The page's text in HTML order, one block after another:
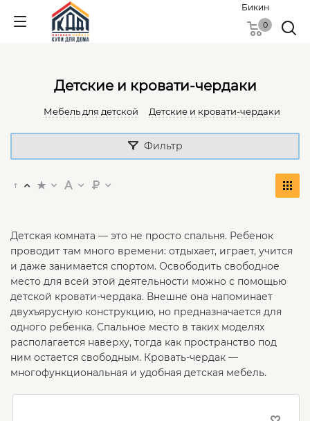
Бикин
0
Детские и кровати-чердаки
Мебель для детской Детские и кровати-чердаки
Фильтр
Детская комната — это не просто спальня. Ребенок
проводит там много времени: отдыхает, играет, учится
и даже занимается спортом. Освободить свободное
место для всей этой деятельности можно с помощью
детской кровати-чердака. Внешне она напоминает
двухъярусную конструкцию, но предназначается для
одного ребенка. Спальное место в таких моделях
располагается наверху, тогда как пространство под
ним остается свободным. Кровать-чердак —
многофункциональная и удобная детская мебель.